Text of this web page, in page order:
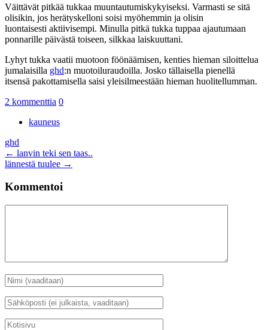
Väittävät pitkää tukkaa muuntautumiskykyiseksi. Varmasti se sitä
olisikin, jos herätyskelloni soisi myöhemmin ja olisin
luontaisesti aktiivisempi. Minulla pitkä tukka tuppaa ajautumaan
ponnarille päivästä toiseen, silkkaa laiskuuttani.
Lyhyt tukka vaatii muotoon föönäämisen, kenties hieman siloittelua
jumalaisilla ghd:n muotoiluraudoilla. Josko tällaisella pienellä
itsensä pakottamisella saisi yleisilmeestään hieman huolitellumman.
2 kommenttia 0
kauneus
ghd
Artikkelien
selaus
← lanvin teki sen taas..
lännestä tuulee →
Kommentoi
Nimi
*
Sähköposti
*
Kotisivu